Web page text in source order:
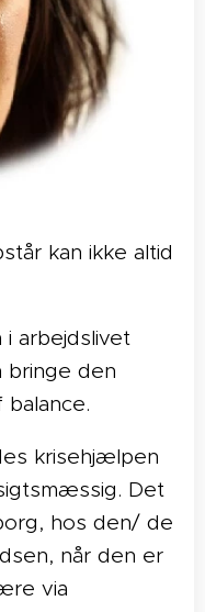
kan ikke altid
i arbejdslivet
bringe den
krisehjælpen
Det
hos den/ de
når den er
via